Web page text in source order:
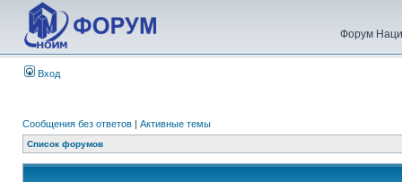
Форум
Вход
Сообщения без ответов | Активные темы
Список форумов